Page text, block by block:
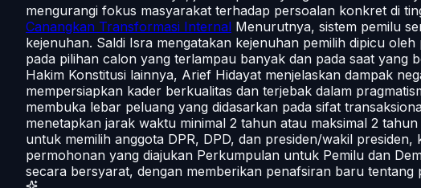
mengurangi fokus masyarakat terhadap persoalan konkret di
Canangkan Transformasi Internal Menurutnya, sistem pemilu
kejenuhan. Saldi Isra mengatakan kejenuhan pemilih dipicu
pada pilihan calon yang terlampau banyak dan pada saat yang
Hakim Konstitusi lainnya, Arief Hidayat menjelaskan dampak
mempersiapkan kader berkualitas dan terjebak dalam
membuka lebar peluang yang didasarkan pada sifat
menetapkan jarak waktu minimal 2 tahun atau maksimal 2
untuk memilih anggota DPR, DPD, dan presiden/wakil
permohonan yang diajukan Perkumpulan untuk Pemilu dan
secara bersyarat, dengan memberikan penafsiran baru tentang